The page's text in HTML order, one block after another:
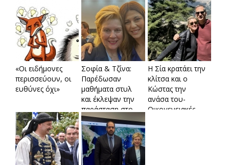
«Οι ειδήμονες
περισσεύουν, οι
ευθύνες όχι»
Σοφία & Τζίνα:
Παρέδωσαν
μαθήματα στυλ
και έκλεψαν την
παράσταση στο
συνέδριο
Η Σία κρατάει την
κλίτσα και ο
Κώστας την
ανάσα του-
Οικογενειακές